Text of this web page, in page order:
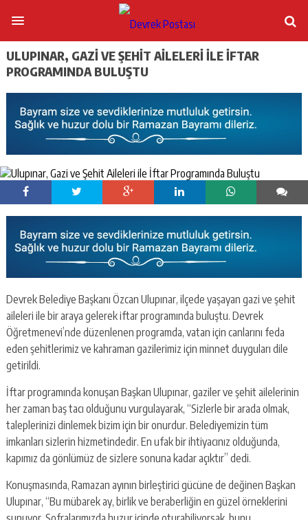
ULUPINAR, GAZI VE ŞEHIT AILELERI ILE İFTAR
PROGRAMINDA BULUŞTU
Devrek Belediye Başkanı Özcan Ulupınar, ilçede yaşayan gazi ve şehit
aileleri ile bir araya gelerek iftar programında buluştu. Devrek
Öğretmenevi’nde düzenlenen programda, vatan için canlarını feda
eden şehitlerimiz ve kahraman gazilerimiz için minnet duyguları dile
getirildi.
İftar programında konuşan Başkan Ulupınar, gaziler ve şehit ailelerinin
her zaman baş tacı olduğunu vurgulayarak, “Sizlerle bir arada olmak,
taleplerinizi dinlemek bizim için bir onurdur. Belediyemizin tüm
imkanları sizlerin hizmetindedir. En ufak bir ihtiyacınız olduğunda,
kapımız da gönlümüz de sizlere sonuna kadar açıktır” dedi.
Konuşmasında, Ramazan ayının birleştirici gücüne de değinen Başkan
Ulupınar, “Bu mübarek ay, birlik ve beraberliğin en güzel örneklerini